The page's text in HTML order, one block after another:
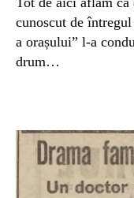
cunoscut de
a orașului” l-a
drum…